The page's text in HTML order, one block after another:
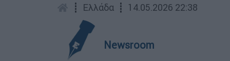
┋ Ελλάδα ┋ 14.05.2026 22:38
Newsroom